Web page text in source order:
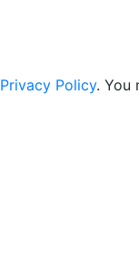
Privacy Policy. You